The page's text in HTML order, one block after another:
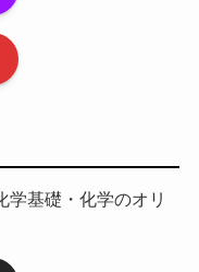
学基礎・化学のオリ